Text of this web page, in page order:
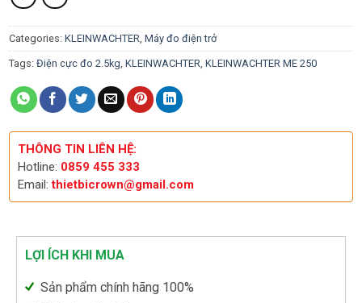
Categories: KLEINWACHTER, Máy đo điện trở
Tags: Điện cực đo 2.5kg, KLEINWACHTER, KLEINWACHTER ME 250
THÔNG TIN LIÊN HỆ:
Hotline: 0859 455 333
Email:thietbicrown@gmail.com
LỢI ÍCH KHI MUA
Sản phẩm chính hãng 100%